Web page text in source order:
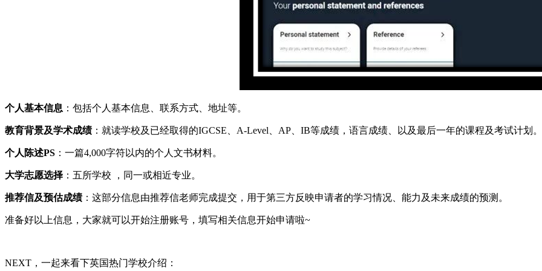
个人基本信息 ：包括个人基本信息、联系方式、地址等。
教育背景及学术成绩：就读学校及已经取得的IGCSE、A-Level、AP、IB等成绩，语言成绩、以及最后一年的课程及考试计划。
个人陈述PS ：一篇4,000字符以内的个人文书材料。
大学志愿选择 ：五所学校 ，同一或相近专业。
推荐信及预估成绩：这部分信息由推荐信老师完成提交，用于第三方反映申请者的学习情况、能力及未来成绩的预测。
准备好以上信息，大家就可以开始注册账号，填写相关信息开始申请啦~
NEXT，一起来看下英国热门学校介绍：